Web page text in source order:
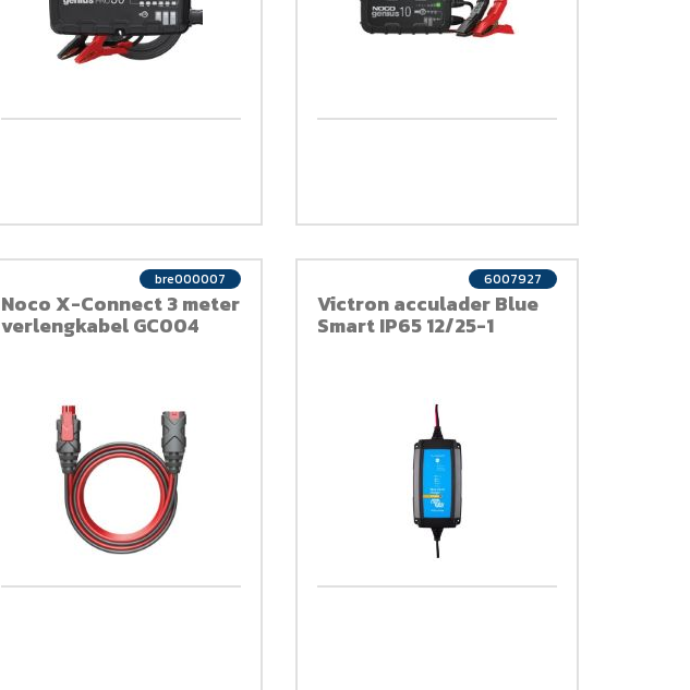
Noco X-Connect 3 meter
verlengkabel GC004
bre000007
Victron acculader Blue
Smart IP65 12/25-1
6007927